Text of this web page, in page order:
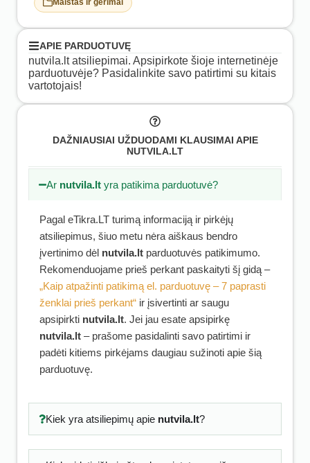
Maistas ir gėrimai
APIE PARDUOTUVĘ
nutvila.lt atsiliepimai. Apsipirkote šioje internetinėje
parduotuvėje? Pasidalinkite savo patirtimi su kitais
vartotojais!
DAŽNIAUSIAI UŽDUODAMI KLAUSIMAI APIE
NUTVILA.LT
Ar nutvila.lt yra patikima parduotuvė?
Pagal eTikra.LT turimą informaciją ir pirkėjų
atsiliepimus, šiuo metu nėra aiškaus bendro
įvertinimo dėl nutvila.lt parduotuvės patikimumo.
Rekomenduojame prieš perkant paskaityti šį gidą –
„Kaip atpažinti patikimą el. parduotuvę – 7 paprasti
ženklai prieš perkant“ ir įsivertinti ar saugu
apsipirkti nutvila.lt. Jei jau esate apsipirkę
nutvila.lt – prašome pasidalinti savo patirtimi ir
padėti kitiems pirkėjams daugiau sužinoti apie šią
parduotuvę.
Kiek yra atsiliepimų apie nutvila.lt?